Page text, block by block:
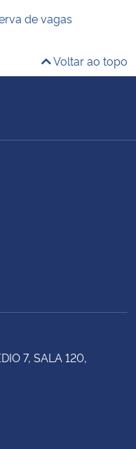
de vagas
Voltar ao topo
7, SALA 120,